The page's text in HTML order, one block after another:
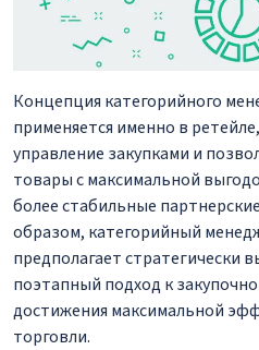
Концепция категорийного
применяется именно в
управление закупками и
товары с максимальной
более стабильные
образом, категорийный
предполагает
поэтапный подход к
достижения максимальной
торговли.